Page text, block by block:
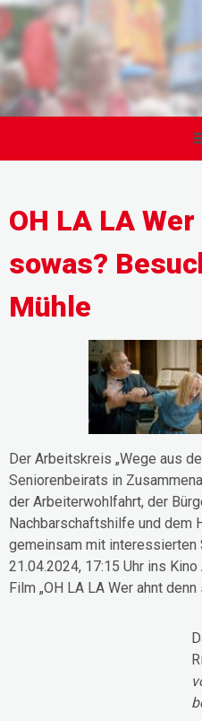
OH LA LA
sowas?
Mühle
Der Arbeitskreis „Wege aus
Seniorenbeirats in
der Arbeiterwohlfahrt, der
Nachbarschaftshilfe und dem
gemeinsam mit interessierten
21.04.2024, 17:15 Uhr ins
Film „OH LA LA Wer ahnt